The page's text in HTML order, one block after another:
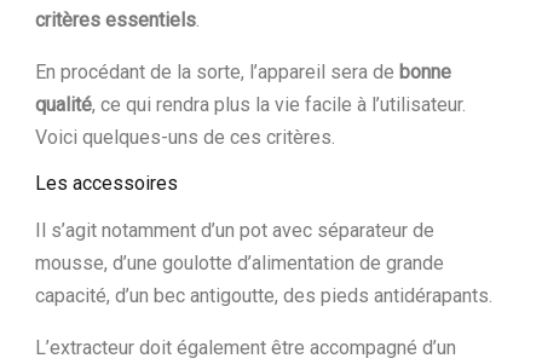
critères essentiels.
En procédant de la sorte, l’appareil sera de bonne
qualité, ce qui rendra plus la vie facile à l’utilisateur.
Voici quelques-uns de ces critères.
Les accessoires
Il s’agit notamment d’un pot avec séparateur de
mousse, d’une goulotte d’alimentation de grande
capacité, d’un bec antigoutte, des pieds antidérapants.
L’extracteur doit également être accompagné d’un